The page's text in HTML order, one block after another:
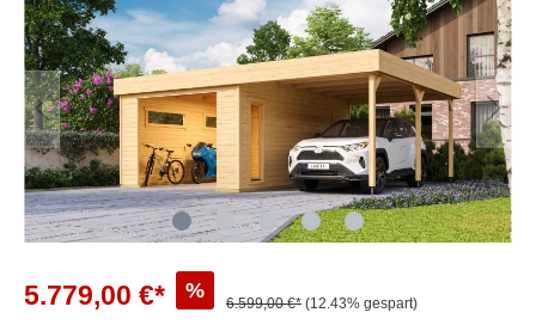
5.779,00 €* %
6.599,00 €* (12.43% gespart)